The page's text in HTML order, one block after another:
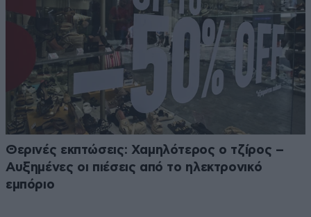
Θερινές εκπτώσεις: Χαμηλότερος ο τζίρος –
Αυξημένες οι πιέσεις από το ηλεκτρονικό
εμπόριο